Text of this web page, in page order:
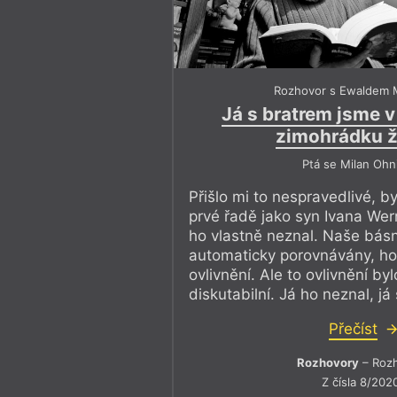
tu právěklíčí něco
dlouho scházelo: neč
a transformativní síla
Ano, jakkoli nám ideologové
o hlavu, že společnost vlastně
kus žvance, pandemie ukázala
vyhráno, ale tato intenzita
pomyslným bodem, z něhož se svět
Mezi oblasti nejvíce postižené
bezpochyby kultura. Po skončení
mnozí další. I literatura je v
nakladatelé, u nichž převážně
literatura, jsou mohutně postiženi
Rozhovor s Ewaldem
Já s bratrem jsme
zimohrádku
Ptá se Milan
Přišlo mi to nespravedlivé,
prvé řadě jako syn Ivana
ho vlastně neznal. Naše
automaticky porovnávány,
ovlivnění. Ale to ovlivnění
diskutabilní. Já ho neznal, já
Přečíst
Rozhovory–
Z čísla 8/